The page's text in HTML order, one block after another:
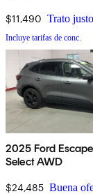
$11,490 Trato justo
Incluye tarifas de conc.
2025 Ford
Select AWD
$24,485 Buena